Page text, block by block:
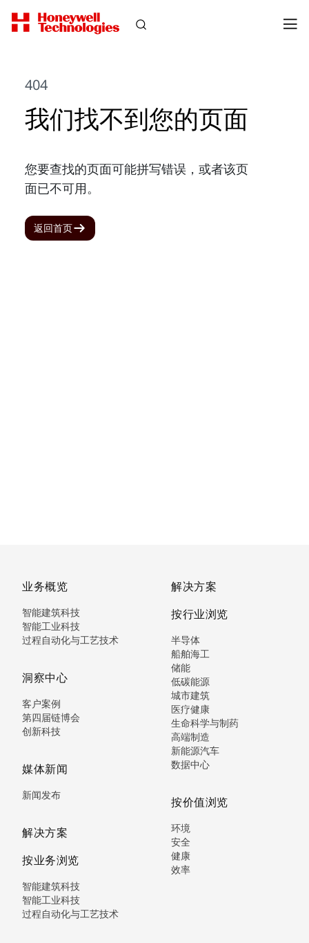
404
我们找不到您的页面
您要查找的页面可能拼写错误，或者该页
面已不可用。
返回首页
业务概览
智能建筑科技
智能工业科技
过程自动化与工艺技术
洞察中心
客户案例
第四届链博会
创新科技
媒体新闻
新闻发布
解决方案
按业务浏览
智能建筑科技
智能工业科技
过程自动化与工艺技术
解决方案
按行业浏览
半导体
船舶海工
储能
低碳能源
城市建筑
医疗健康
生命科学与制药
高端制造
新能源汽车
数据中心
按价值浏览
环境
安全
健康
效率